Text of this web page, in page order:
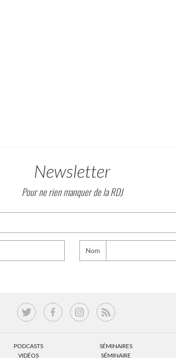
Newsletter
Pour ne rien manquer de la RDJ
Nom
PODCASTS
VIDÉOS
SÉMINAIRES
SÉMINAIRE